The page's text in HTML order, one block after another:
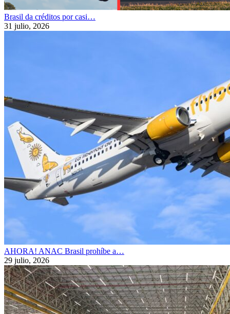
Brasil da créditos por casi…
31 julio, 2026
AHORA! ANAC Brasil prohíbe a…
29 julio, 2026